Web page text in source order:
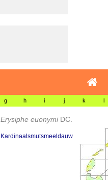
g h i j k l
Erysiphe euonymi DC.
Kardinaalsmutsmeeldauw